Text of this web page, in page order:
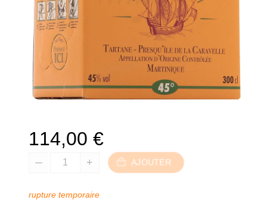
114,00 €
AJOUTER
rupture temporaire